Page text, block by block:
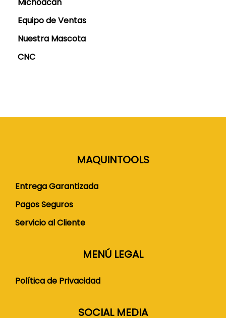
Equipo de Ventas
Nuestra Mascota
CNC
MAQUINTOOLS
Entrega Garantizada
Pagos Seguros
Servicio al Cliente
MENÚ LEGAL
Política de Privacidad
SOCIAL MEDIA